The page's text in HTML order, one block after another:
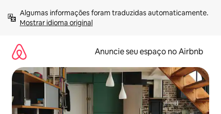
para
Mostrar idioma original
Anuncie seu espaço no Airbnb